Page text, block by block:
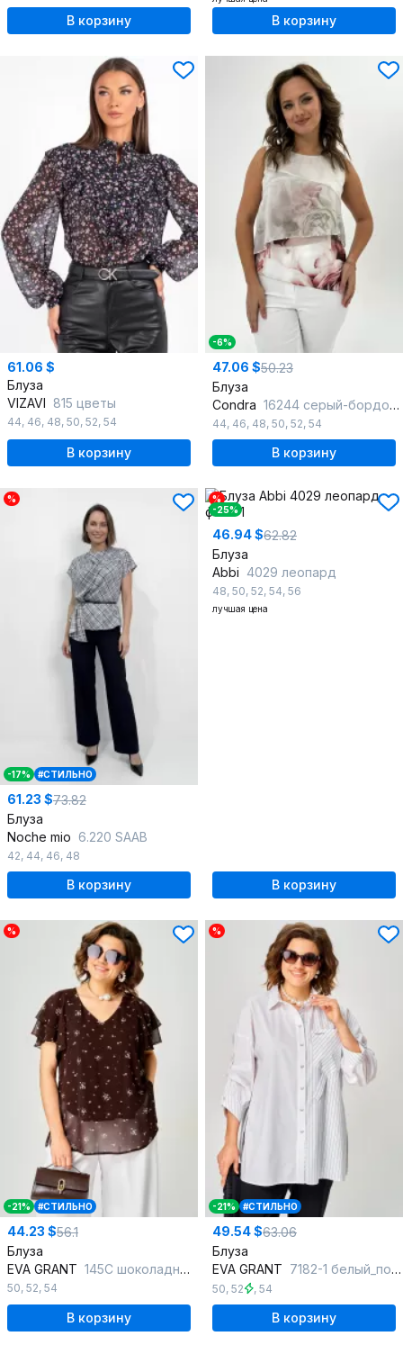
В корзину В корзину
61.06 $
Блуза
VIZAVI 815 цветы
44, 46, 48, 50, 52, 54
В корзину
-6%
47.06 $50.23
Блуза
Condra 16244 серый-бордовый
44, 46, 48, 50, 52, 54
В корзину
%
-17% #СТИЛЬНО
61.23 $73.82
Блуза
Noche mio 6.220 SAAB
42, 44, 46, 48
В корзину
%
-25%
46.94 $62.82
Блуза
Abbi 4029 леопард
48, 50, 52, 54, 56
лучшая цена
В корзину
%
-21% #СТИЛЬНО
44.23 $56.1
Блуза
EVA GRANT 145С шоколадный_принт-цветок
50, 52, 54
В корзину
%
-21% #СТИЛЬНО
49.54 $63.06
Блуза
EVA GRANT 7182-1 белый_полоска
50, 52 , 54
В корзину